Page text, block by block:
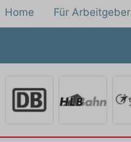
Home Für Arbeitgeber